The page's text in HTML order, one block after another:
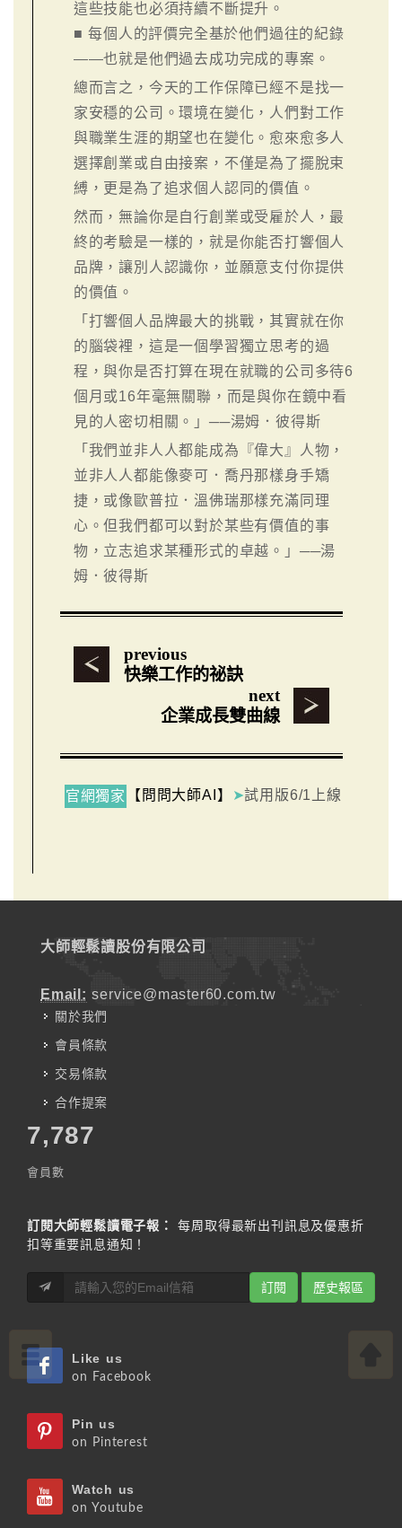
這些技能也必須持續不斷提升。
■ 每個人的評價完全基於他們過往的紀錄
——也就是他們過去成功完成的專案。
總而言之，今天的工作保障已經不是找一
家安穩的公司。環境在變化，人們對工作
與職業生涯的期望也在變化。愈來愈多人
選擇創業或自由接案，不僅是為了擺脫束
縛，更是為了追求個人認同的價值。
然而，無論你是自行創業或受雇於人，最
終的考驗是一樣的，就是你能否打響個人
品牌，讓別人認識你，並願意支付你提供
的價值。
「打響個人品牌最大的挑戰，其實就在你
的腦袋裡，這是一個學習獨立思考的過
程，與你是否打算在現在就職的公司多待6
個月或16年毫無關聯，而是與你在鏡中看
見的人密切相關。」──湯姆．彼得斯
「我們並非人人都能成為『偉大』人物，
並非人人都能像麥可．喬丹那樣身手矯
捷，或像歐普拉．溫佛瑞那樣充滿同理
心。但我們都可以對於某些有價值的事
物，立志追求某種形式的卓越。」──湯
姆．彼得斯
previous
快樂工作的祕訣
next
企業成長雙曲線
官網獨家 【問問大師AI】 ➤試用版6/1上線
大師輕鬆讀股份有限公司
Email: service@master60.com.tw
關於我們
會員條款
交易條款
合作提案
7,787
會員數
訂閱大師輕鬆讀電子報：
每周取得最新出刊訊息及優惠折
扣等重要訊息通知！
訂閱 歷史報區
Like us
on Facebook
Pin us
on Pinterest
Watch us
on Youtube